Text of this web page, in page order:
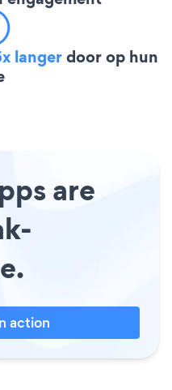
langerdoor op hun
are
action